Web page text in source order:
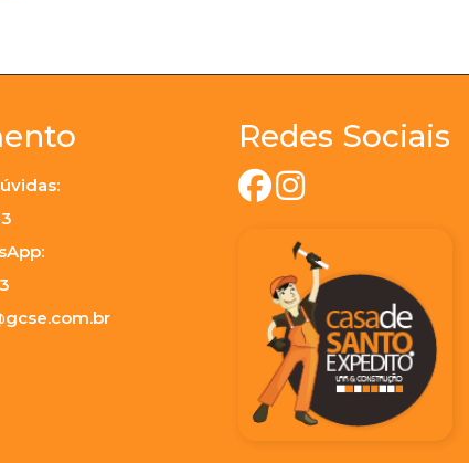
Redes Sociais